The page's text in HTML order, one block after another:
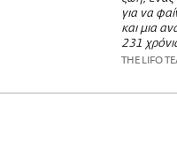
για να
και μια
231
THE LIFO